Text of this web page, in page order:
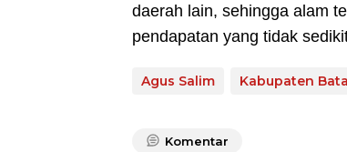
daerah lain, sehingga alam
pendapatan yang tidak
Agus Salim Kabupaten
Komentar